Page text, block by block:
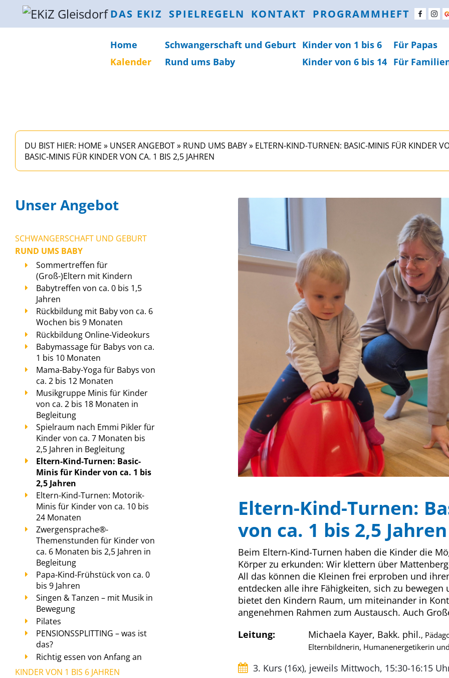
DAS EKIZ SPIELREGELN KONTAKT PROGRAMMHEFT
Home Schwanger­schaft und Geburt Kinder von 1 bis 6 Für Papas
Kalender
Rund ums Baby Kinder von 6 bis 14 Für
DU BIST HIER: HOME » UNSER ANGEBOT» RUND UMS BABY» ELTERN-KIND-TURNEN: BASIC-MINIS FÜR KINDER
BASIC-MINIS FÜR KINDER VON CA. 1 BIS 2,5 JAHREN
Unser Angebot
SCHWANGERSCHAFT UND GEBURT
RUND UMS BABY
Sommertreffen für
(Groß-)Eltern mit Kindern
Babytreffen von ca. 0 bis 1,5
Jahren
Rückbildung mit Baby von ca. 6
Wochen bis 9 Monaten
Rückbildung Online-Videokurs
Babymassage für Babys von ca.
1 bis 10 Monaten
Mama-Baby-Yoga für Babys von
ca. 2 bis 12 Monaten
Musikgruppe Minis für Kinder
von ca. 2 bis 18 Monaten in
Begleitung
Spielraum nach Emmi Pikler für
Kinder von ca. 7 Monaten bis
2,5 Jahren in Begleitung
Eltern-Kind-Turnen: Basic-
Minis für Kinder von ca. 1 bis
2,5 Jahren
Eltern-Kind-Turnen: Motorik-
Minis für Kinder von ca. 10 bis
24 Monaten
Zwergensprache®-
Themenstunden für Kinder von
ca. 6 Monaten bis 2,5 Jahren in
Begleitung
Papa-Kind-Frühstück von ca. 0
bis 9 Jahren
Singen & Tanzen – mit Musik in
Bewegung
Pilates
PENSIONSSPLITTING – was ist
das?
Richtig essen von Anfang an
KINDER VON 1 BIS 6 JAHREN
Eltern-Kind-Turnen:
von ca. 1 bis 2,5 Jahren
Beim Eltern-Kind-Turnen haben die Kinder die
Körper zu erkunden: Wir klettern über
All das können die Kleinen frei erproben und
entdecken alle ihre Fähigkeiten, sich zu
bietet den Kindern Raum, um miteinander in
angenehmen Rahmen zum Austausch. Auch
Leitung:
Michaela Kayer, Bakk. phil.,
Elternbildnerin, Humanenergetikerin
3. Kurs (16x), jeweils Mittwoch, 15:30-16:15